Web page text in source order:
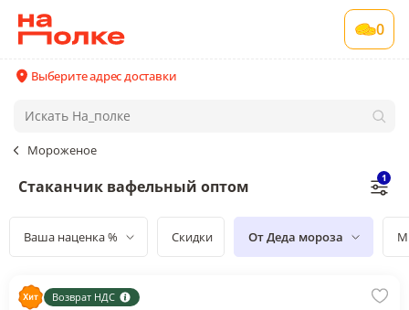
0
Выберите адрес доставки
Мороженое
Стаканчик вафельный оптом 1
Ваша наценка % Скидки От Деда мороза
Возврат НДС